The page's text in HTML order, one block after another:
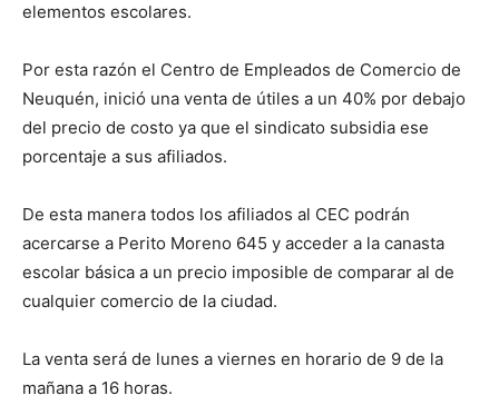
elementos escolares.
Por esta razón el Centro de Empleados de Comercio de
Neuquén, inició una venta de útiles a un 40% por debajo
del precio de costo ya que el sindicato subsidia ese
porcentaje a sus afiliados.
De esta manera todos los afiliados al CEC podrán
acercarse a Perito Moreno 645 y acceder a la canasta
escolar básica a un precio imposible de comparar al de
cualquier comercio de la ciudad.
La venta será de lunes a viernes en horario de 9 de la
mañana a 16 horas.